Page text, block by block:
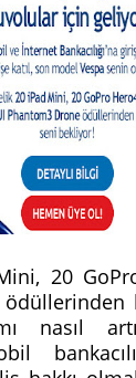
20
nasıl